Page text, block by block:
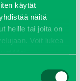
käytät
näitä
heille tai joita on
Voit lukea
evästeet